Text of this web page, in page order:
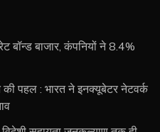
बॉन्ड बाजार, कंपनियों ने 8.4%
की पहल : भारत ने इनक्यूबेटर नेटवर्क